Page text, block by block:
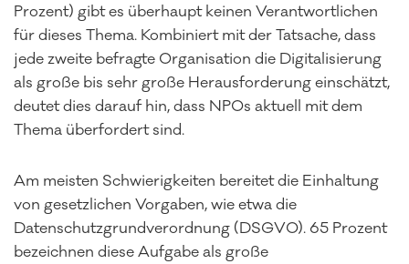
Prozent) gibt es überhaupt keinen Verantwortlichen
für dieses Thema. Kombiniert mit der Tatsache, dass
jede zweite befragte Organisation die Digitalisierung
als große bis sehr große Herausforderung einschätzt,
deutet dies darauf hin, dass NPOs aktuell mit dem
Thema überfordert sind.
Am meisten Schwierigkeiten bereitet die Einhaltung
von gesetzlichen Vorgaben, wie etwa die
Datenschutzgrundverordnung (DSGVO). 65 Prozent
bezeichnen diese Aufgabe als große